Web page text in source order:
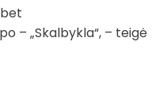
– „Skalbykla“, – teigė